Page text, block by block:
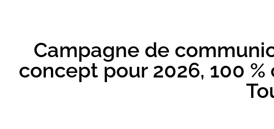
Campagne de
concept pour 2026, 100